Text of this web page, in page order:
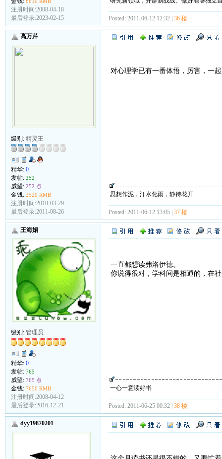
注册时间:2008-04-18
最后登录:2023-02-15
Posted: 2011-06-12 12:32 | 36 楼
高万芹
级别: 精灵王
精华: 0
发帖: 252
威望: 252 点
金钱: 2520 RMB
注册时间:2010-03-29
最后登录:2011-08-26
对心理学已有一番体悟，厉害，一
思想作泥，汗水化雨，静待花开
Posted: 2011-06-12 13:05 | 37 楼
王海娟
级别: 管理员
精华: 0
发帖: 765
威望: 765 点
金钱: 7650 RMB
注册时间:2008-04-12
最后登录:2016-12-21
一直都想读弗洛伊德。
你说得很对，学科间是相通的，在
一心一意读好书
Posted: 2011-06-25 00:32 | 38 楼
dyy19870201